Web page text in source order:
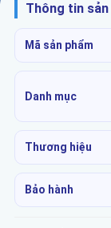
Thông tin sản
Mã sản phẩm
Danh mục
Thương hiệu
Bảo hành